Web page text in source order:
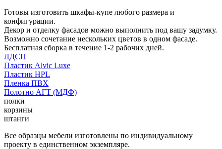
Готовы изготовить шкафы-купе любого размера и
конфигурации.
Декор и отделку фасадов можно выполнить под вашу задумку.
Возможно сочетание нескольких цветов в одном фасаде.
Бесплатная сборка в течение 1-2 рабочих дней.
ЛДСП
Пластик Alvic Luxe
Пластик HPL
Пленка ПВХ
Полотно АГТ (МДФ)
полки
корзины
штанги
Все образцы мебели изготовлены по индивидуальному
проекту в единственном экземпляре.